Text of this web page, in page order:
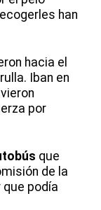
han
hacia el
Iban en
por
que
de la
podía